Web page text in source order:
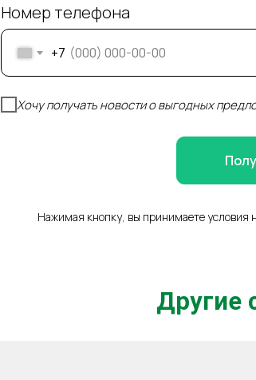
Номер телефона
+7
Хочу получать новости о выгодных
Нажимая кнопку, вы принимаете условия
Другие